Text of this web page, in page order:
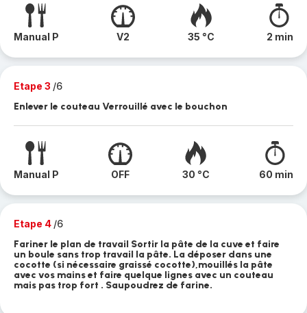
Manual P V2 35 °C 2 min
Etape 3 /6
Enlever le couteau Verrouillé avec le bouchon
Manual P OFF 30 °C 60 min
Etape 4 /6
Fariner le plan de travail Sortir la pâte de la cuve et faire
un boule sans trop travail la pâte. La déposer dans une
cocotte (si nécessaire graissé cocotte),mouillés la pâte
avec vos mains et faire quelque lignes avec un couteau
mais pas trop fort . Saupoudrez de farine.